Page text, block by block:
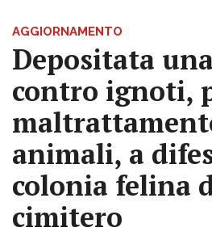
AGGIORNAMENTO
Depositata
contro ignoti,
animali, a
colonia felina
cimitero